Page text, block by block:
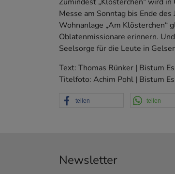
Messe am Sonntag bis Ende
Wohnanlage „Am Klösterchen“
Oblatenmissionare erinnern.
Seelsorge für die Leute in
Text: Thomas Rünker | Bistum
Titelfoto: Achim Pohl | Bistum
teilen teilen
Newsletter